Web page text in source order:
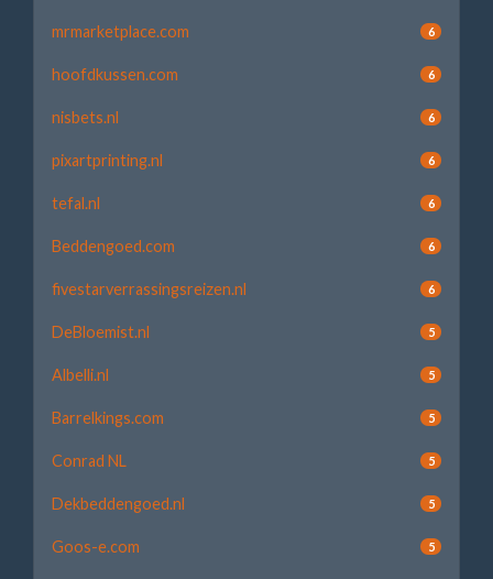
mrmarketplace.com 6
hoofdkussen.com 6
nisbets.nl 6
pixartprinting.nl 6
tefal.nl 6
Beddengoed.com 6
fivestarverrassingsreizen.nl 6
DeBloemist.nl 5
Albelli.nl 5
Barrelkings.com 5
Conrad NL 5
Dekbeddengoed.nl 5
Goos-e.com 5